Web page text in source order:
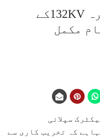
تخریب کاری سے متاثرہ 132KVکے
سپلائی
کہ تخریب کاری سے